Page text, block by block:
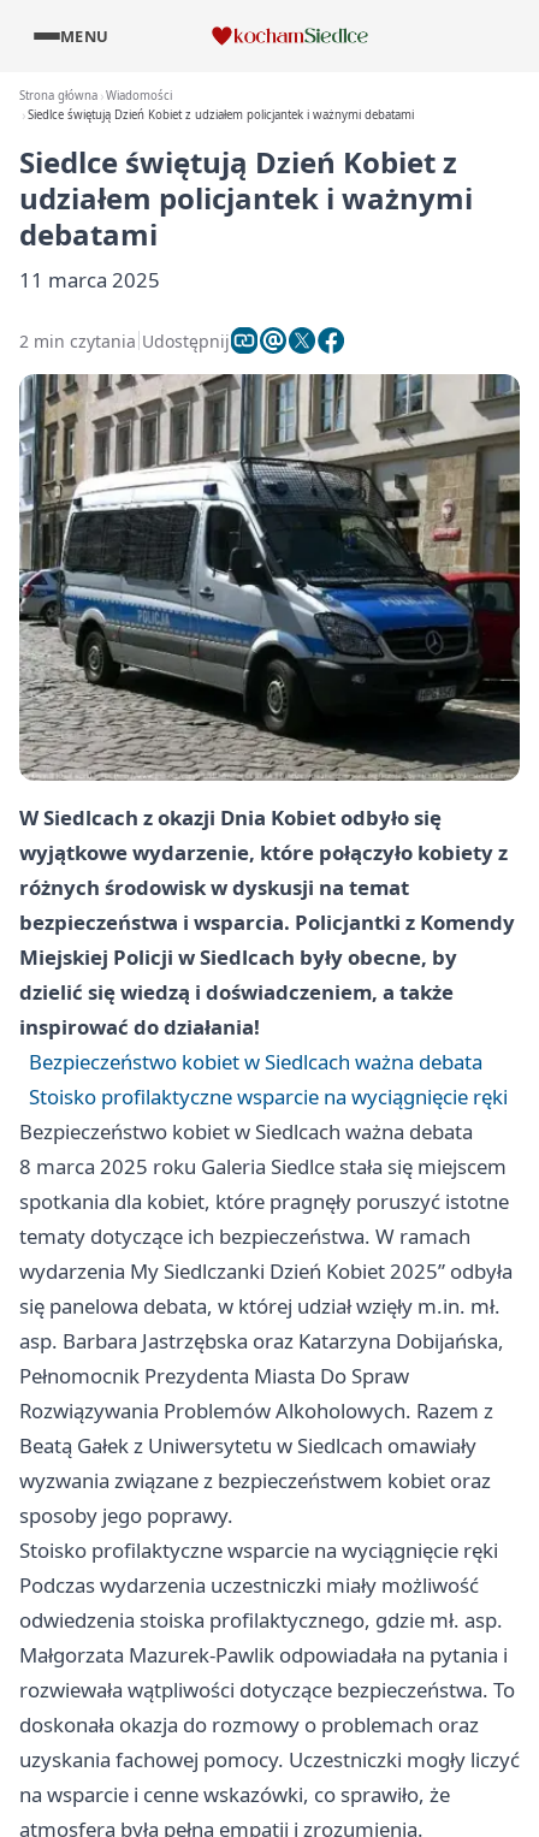
MENU
Strona główna Wiadomości
Siedlce świętują Dzień Kobiet z udziałem policjantek i ważnymi debatami
Siedlce świętują Dzień Kobiet z
udziałem policjantek i ważnymi
debatami
11 marca 2025
2 min czytania Udostępnij
W Siedlcach z okazji Dnia Kobiet odbyło się
wyjątkowe wydarzenie, które połączyło kobiety z
różnych środowisk w dyskusji na temat
bezpieczeństwa i wsparcia. Policjantki z Komendy
Miejskiej Policji w Siedlcach były obecne, by
dzielić się wiedzą i doświadczeniem, a także
inspirować do działania!
Bezpieczeństwo kobiet w Siedlcach ważna debata
Stoisko profilaktyczne wsparcie na wyciągnięcie ręki
Bezpieczeństwo kobiet w Siedlcach ważna debata
8 marca 2025 roku Galeria Siedlce stała się miejscem
spotkania dla kobiet, które pragnęły poruszyć istotne
tematy dotyczące ich bezpieczeństwa. W ramach
wydarzenia My Siedlczanki Dzień Kobiet 2025” odbyła
się panelowa debata, w której udział wzięły m.in. mł.
asp. Barbara Jastrzębska oraz Katarzyna Dobijańska,
Pełnomocnik Prezydenta Miasta Do Spraw
Rozwiązywania Problemów Alkoholowych. Razem z
Beatą Gałek z Uniwersytetu w Siedlcach omawiały
wyzwania związane z bezpieczeństwem kobiet oraz
sposoby jego poprawy.
Stoisko profilaktyczne wsparcie na wyciągnięcie ręki
Podczas wydarzenia uczestniczki miały możliwość
odwiedzenia stoiska profilaktycznego, gdzie mł. asp.
Małgorzata Mazurek-Pawlik odpowiadała na pytania i
rozwiewała wątpliwości dotyczące bezpieczeństwa. To
doskonała okazja do rozmowy o problemach oraz
uzyskania fachowej pomocy. Uczestniczki mogły liczyć
na wsparcie i cenne wskazówki, co sprawiło, że
atmosfera była pełna empatii i zrozumienia.